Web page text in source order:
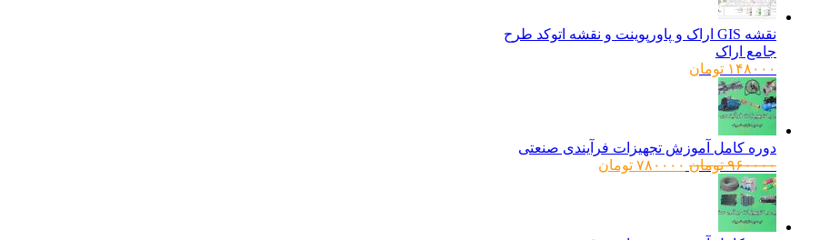
نقشه GIS اراک و پاورپوینت و نقشه اتوکد طرح
جامع اراک
۱۴۸۰۰۰ تومان
دوره کامل آموزش تجهیزات فرآیندی صنعتی
۹۶۰۰۰۰ تومان قیمت
۷۸۰۰۰۰ تومان